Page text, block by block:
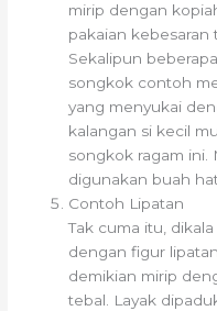
mirip dengan
pakaian kebesaran
Sekalipun
songkok contoh
yang menyukai
kalangan si kecil
songkok ragam ini.
digunakan buah
Contoh Lipatan
Tak cuma itu,
dengan figur
demikian mirip
tebal. Layak